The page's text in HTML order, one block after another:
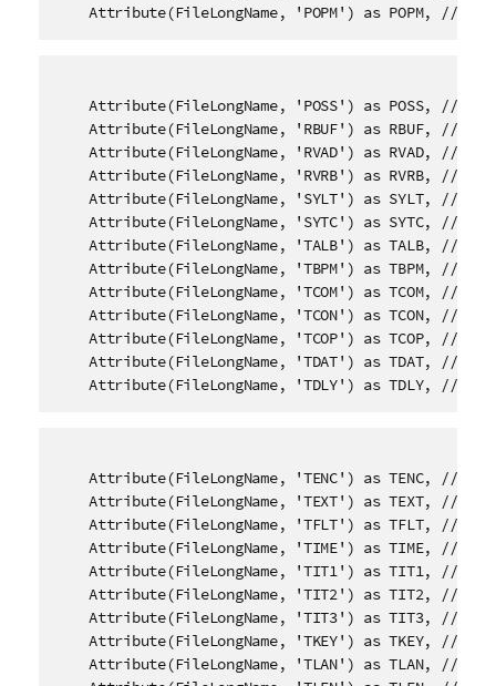
Attribute(FileLongName, 'POPM') as POPM, //
Attribute(FileLongName, 'POSS') as POSS, //
Attribute(FileLongName, 'RBUF') as RBUF, //
Attribute(FileLongName, 'RVAD') as RVAD, //
Attribute(FileLongName, 'RVRB') as RVRB, //
Attribute(FileLongName, 'SYLT') as SYLT, //
Attribute(FileLongName, 'SYTC') as SYTC, //
Attribute(FileLongName, 'TALB') as TALB, //
Attribute(FileLongName, 'TBPM') as TBPM, //
Attribute(FileLongName, 'TCOM') as TCOM, //
Attribute(FileLongName, 'TCON') as TCON, //
Attribute(FileLongName, 'TCOP') as TCOP, //
Attribute(FileLongName, 'TDAT') as TDAT, //
Attribute(FileLongName, 'TDLY') as TDLY, //
Attribute(FileLongName, 'TENC') as TENC, //
Attribute(FileLongName, 'TEXT') as TEXT, //
Attribute(FileLongName, 'TFLT') as TFLT, //
Attribute(FileLongName, 'TIME') as TIME, //
Attribute(FileLongName, 'TIT1') as TIT1, //
Attribute(FileLongName, 'TIT2') as TIT2, //
Attribute(FileLongName, 'TIT3') as TIT3, //
Attribute(FileLongName, 'TKEY') as TKEY, //
Attribute(FileLongName, 'TLAN') as TLAN, //